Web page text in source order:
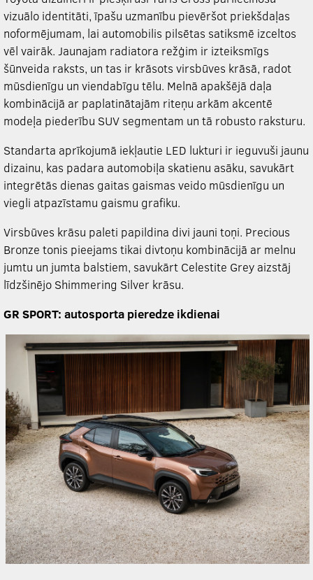
vizuālo identitāti, īpašu uzmanību pievēršot priekšdaļas
noformējumam, lai automobilis pilsētas satiksmē izceltos
vēl vairāk. Jaunajam radiatora režģim ir izteiksmīgs
šūnveida raksts, un tas ir krāsots virsbūves krāsā, radot
mūsdienīgu un viendabīgu tēlu. Melnā apakšējā daļa
kombinācijā ar paplatinātajām riteņu arkām akcentē
modeļa piederību SUV segmentam un tā robusto raksturu.
Standarta aprīkojumā iekļautie LED lukturi ir ieguvuši jaunu
dizainu, kas padara automobiļa skatienu asāku, savukārt
integrētās dienas gaitas gaismas veido mūsdienīgu un
viegli atpazīstamu gaismu grafiku.
Virsbūves krāsu paleti papildina divi jauni toņi. Precious
Bronze tonis pieejams tikai divtoņu kombinācijā ar melnu
jumtu un jumta balstiem, savukārt Celestite Grey aizstāj
līdzšinējo Shimmering Silver krāsu.
GR SPORT: autosporta pieredze ikdienai